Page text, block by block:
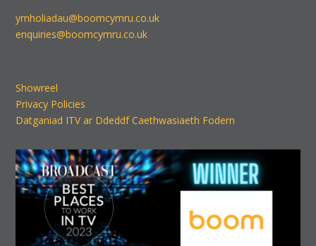
ymholiadau@boomcymru.co.uk
enquiries@boomcymru.co.uk
Showreel
Privacy Policies
Datganiad ITV ar Ddeddf Caethwasiaeth Fodern